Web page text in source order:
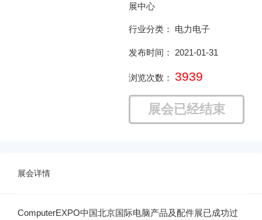
展中心
行业分类： 电力电子
发布时间： 2021-01-31
浏览次数： 3939
展会已经结束
展会详情
ComputerEXPO中国北京国际电脑产品及配件展已成功过